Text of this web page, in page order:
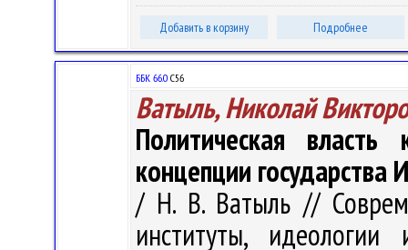
Добавить в корзину Подробнее
ББК 66.0 С56
Ватыль, Николай
Политическая власть
концепции государства
/ Н. В. Ватыль //
институты, идеологии